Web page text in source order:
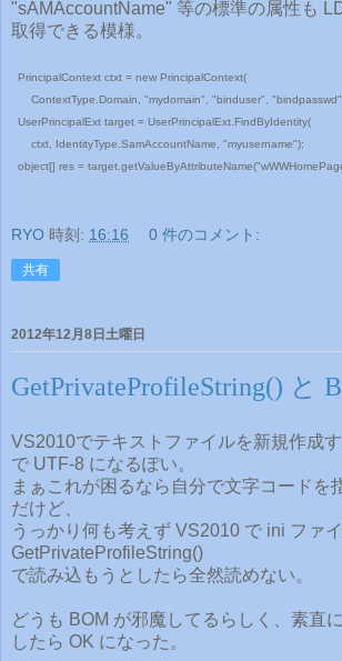
"sAMAccountName" 等の標準の属性も
取得できる模様。
PrincipalContext ctxt = new PrincipalContext(
ContextType.Domain, "mydomain", "binduser",
UserPrincipalExt target = UserPrincipalExt.FindByIdentity(
ctxt, IdentityType.SamAccountName, "myusername");
object[] res =
RYO 時刻: 16:16 0 件のコメント:
共有
2012年12月8日土曜日
GetPrivateProfileString() と
VS2010でテキストファイルを新規作成
で UTF-8 になるぽい。
まぁこれが困るなら自分で文字コードを
だけど、
うっかり何も考えず VS2010 で ini ファ
GetPrivateProfileString()
で読み込もうとしたら全然読めない。
どうも BOM が邪魔してるらしく、素直
したら OK になった。